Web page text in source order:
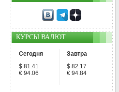
КУРСЫ ВАЛЮТ
Сегодня
$ 81.41
€ 94.06
Завтра
$ 82.17
€ 94.84